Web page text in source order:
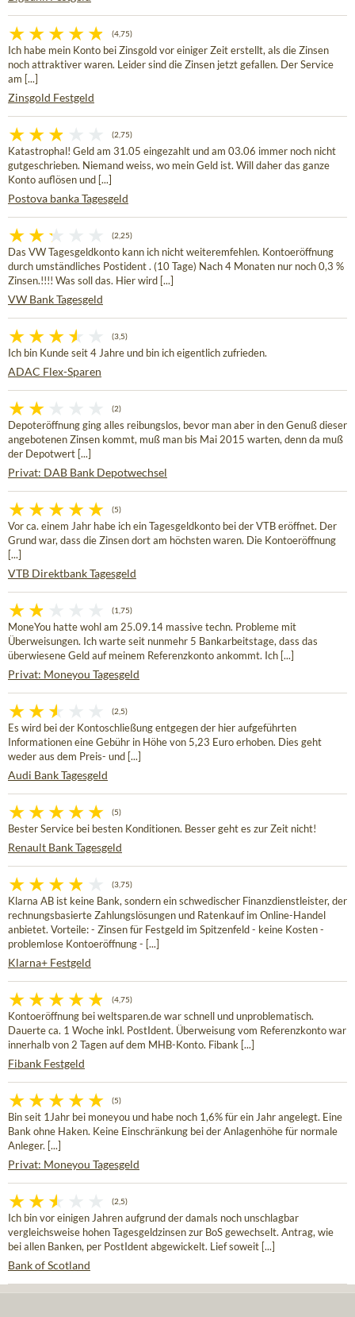
(4,75)
Ich habe mein Konto bei Zinsgold vor einiger Zeit erstellt, als die Zinsen
noch attraktiver waren. Leider sind die Zinsen jetzt gefallen. Der Service
am [...]
Zinsgold Festgeld
(2,75)
Katastrophal! Geld am 31.05 eingezahlt und am 03.06 immer noch nicht
gutgeschrieben. Niemand weiss, wo mein Geld ist. Will daher das ganze
Konto auflösen und [...]
Postova banka Tagesgeld
(2,25)
Das VW Tagesgeldkonto kann ich nicht weiteremfehlen. Kontoeröffnung
durch umständliches Postident . (10 Tage) Nach 4 Monaten nur noch 0,3 %
Zinsen.!!!! Was soll das. Hier wird [...]
VW Bank Tagesgeld
(3,5)
Ich bin Kunde seit 4 Jahre und bin ich eigentlich zufrieden.
ADAC Flex-Sparen
(2)
Depoteröffnung ging alles reibungslos, bevor man aber in den Genuß dieser
angebotenen Zinsen kommt, muß man bis Mai 2015 warten, denn da muß
der Depotwert [...]
Privat: DAB Bank Depotwechsel
(5)
Vor ca. einem Jahr habe ich ein Tagesgeldkonto bei der VTB eröffnet. Der
Grund war, dass die Zinsen dort am höchsten waren. Die Kontoeröffnung
[...]
VTB Direktbank Tagesgeld
(1,75)
MoneYou hatte wohl am 25.09.14 massive techn. Probleme mit
Überweisungen. Ich warte seit nunmehr 5 Bankarbeitstage, dass das
überwiesene Geld auf meinem Referenzkonto ankommt. Ich [...]
Privat: Moneyou Tagesgeld
(2,5)
Es wird bei der Kontoschließung entgegen der hier aufgeführten
Informationen eine Gebühr in Höhe von 5,23 Euro erhoben. Dies geht
weder aus dem Preis- und [...]
Audi Bank Tagesgeld
(5)
Bester Service bei besten Konditionen. Besser geht es zur Zeit nicht!
Renault Bank Tagesgeld
(3,75)
Klarna AB ist keine Bank, sondern ein schwedischer Finanzdienstleister, der
rechnungsbasierte Zahlungslösungen und Ratenkauf im Online-Handel
anbietet. Vorteile: - Zinsen für Festgeld im Spitzenfeld - keine Kosten -
problemlose Kontoeröffnung - [...]
Klarna+ Festgeld
(4,75)
Kontoeröffnung bei weltsparen.de war schnell und unproblematisch.
Dauerte ca. 1 Woche inkl. PostIdent. Überweisung vom Referenzkonto war
innerhalb von 2 Tagen auf dem MHB-Konto. Fibank [...]
Fibank Festgeld
(5)
Bin seit 1Jahr bei moneyou und habe noch 1,6% für ein Jahr angelegt. Eine
Bank ohne Haken. Keine Einschränkung bei der Anlagenhöhe für normale
Anleger. [...]
Privat: Moneyou Tagesgeld
(2,5)
Ich bin vor einigen Jahren aufgrund der damals noch unschlagbar
vergleichsweise hohen Tagesgeldzinsen zur BoS gewechselt. Antrag, wie
bei allen Banken, per PostIdent abgewickelt. Lief soweit [...]
Bank of Scotland